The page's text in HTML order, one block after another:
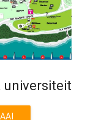
universiteit